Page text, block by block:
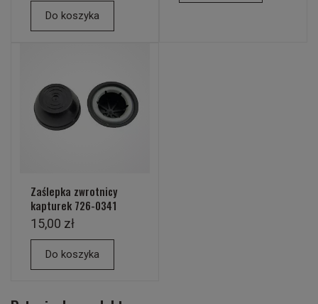
Do koszyka
Zaślepka zwrotnicy
kapturek 726-0341
15,00 zł
Do koszyka